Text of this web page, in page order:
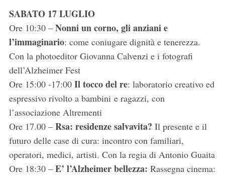
SABATO 17 LUGLIO
Ore 10:30 – Nonni un corno, gli anziani e
l’immaginario: come coniugare dignità e tenerezza.
Con la photoeditor Giovanna Calvenzi e i fotografi
dell’Alzheimer Fest
Ore 15:00 -17:00 Il tocco del re: laboratorio creativo ed
espressivo rivolto a bambini e ragazzi, con
l’associazione Altrementi
Ore 17.00 – Rsa: residenze salvavita? Il presente e il
futuro delle case di cura: incontro con familiari,
operatori, medici, artisti. Con la regia di Antonio Guaita
Ore 18:30 – E’ l’Alzheimer bellezza: Rassegna cinema:
o
: